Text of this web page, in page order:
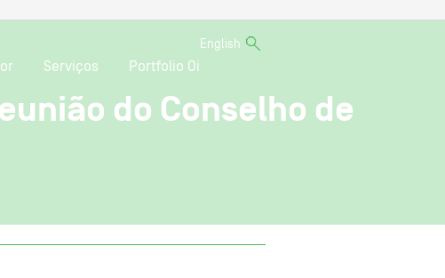
English
Serviços Portfolio Oi
do Conselho de